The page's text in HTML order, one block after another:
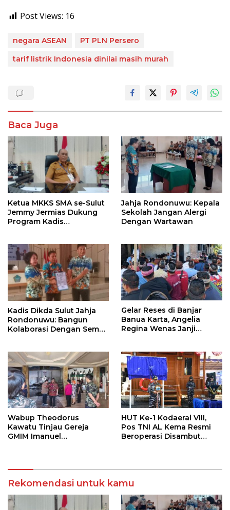
Post Views: 16
negara ASEAN
PT PLN Persero
tarif listrik Indonesia dinilai masih murah
Baca Juga
Ketua MKKS SMA se-Sulut
Jemmy Jermias Dukung
Program Kadis
Jahja Rondonuwu: Kepala
Sekolah Jangan Alergi
Dengan Wartawan
Kadis Dikda Sulut Jahja
Rondonuwu: Bangun
Kolaborasi Dengan Semua
Gelar Reses di Banjar
Banua Karta, Angelia
Regina Wenas Janji
Wabup Theodorus
Kawatu Tinjau Gereja
GMIM Imanuel
bagi Jemaat
HUT Ke-1 Kodaeral VIII,
Pos TNI AL Kema Resmi
Beroperasi Disambut
Rekomendasi untuk kamu